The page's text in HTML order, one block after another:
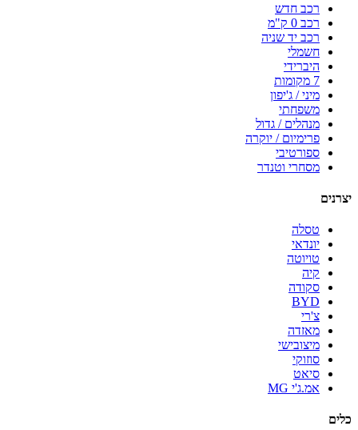
רכב חדש
רכב 0 ק"מ
רכב יד שניה
חשמלי
היברידי
7 מקומות
מיני / ג'יפון
משפחתי
מנהלים / גדול
פרימיום / יוקרה
ספורטיבי
מסחרי וטנדר
יצרנים
טסלה
יונדאי
טויוטה
קיה
סקודה
BYD
צ'רי
מאזדה
מיצובישי
סוזוקי
סיאט
אמ.ג'י MG
כלים